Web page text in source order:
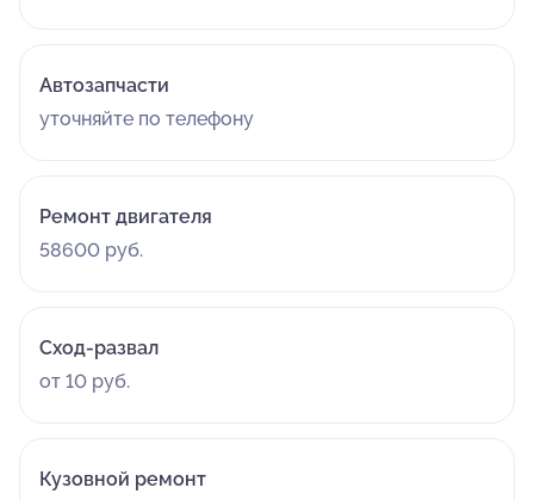
Автозапчасти
уточняйте по телефону
Ремонт двигателя
58600 руб.
Сход-развал
от 10 руб.
Кузовной ремонт